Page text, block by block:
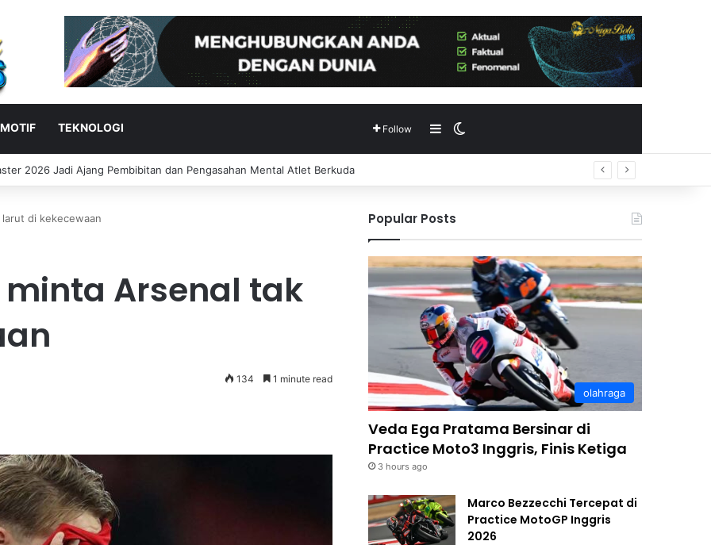
TEKNOLOGI Follow Sidebar
Bersinar di Practice Moto3 Inggris, Finis Ketiga
di kekecewaan
Arsenal tak
134 1 minute read
Popular Posts
olahraga
Veda Ega Pratama Bersinar di
Practice Moto3 Inggris, Finis Ketiga
3 hours ago
Marco Bezzecchi Tercepat di
Practice MotoGP Inggris
2026